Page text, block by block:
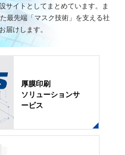
サイトとしてまとめています。ま
最先端「マスク技術」を支える社
届けします。
厚膜印刷
ソリューションサ
ービス